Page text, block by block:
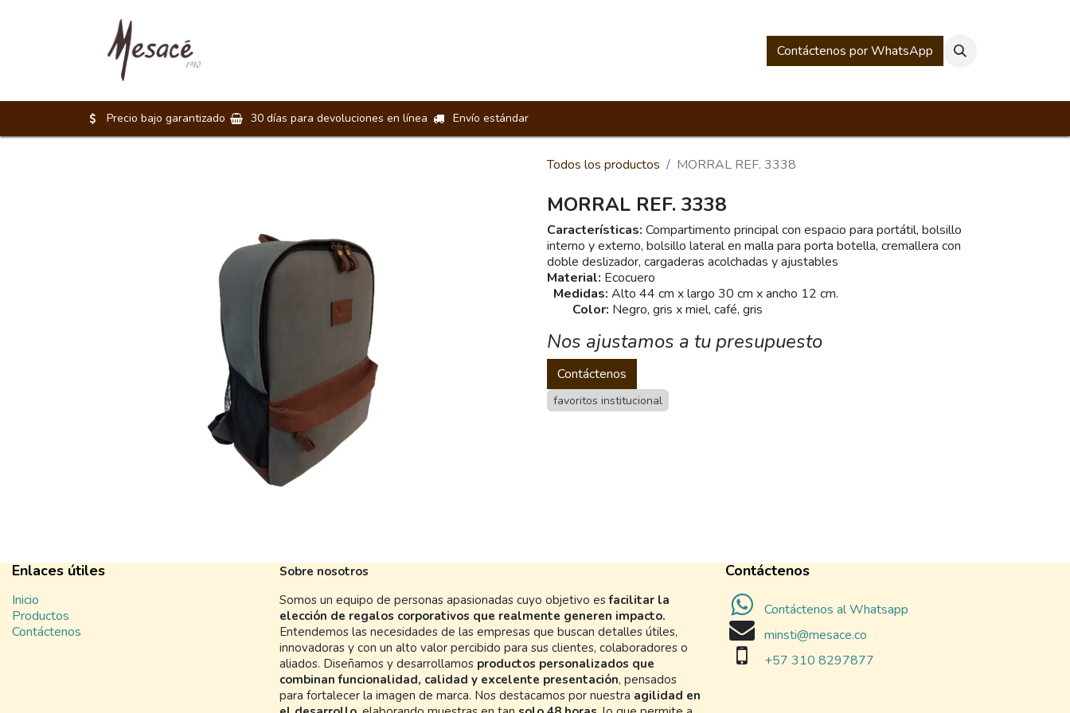
Historia Mesacé
Contáctenos por WhatsApp
Precio bajo garantizado 30 días para devoluciones en línea Envío estándar
Todos los productos MORRAL REF. 3338
MORRAL REF. 3338
Características: Compartimento principal con espacio para portátil, bolsillo
interno y externo, bolsillo lateral en malla para porta botella, cremallera con
doble deslizador, cargaderas acolchadas y ajustables
Material: Ecocuero
Medidas: Alto 44 cm x largo 30 cm x ancho 12 cm.
Color: Negro, gris x miel, café, gris
Nos ajustamos a tu presupuesto
Contáctenos
favoritos institucional
Enlaces útiles
Inicio
Productos
Contáctenos
Sobre nosotros
Somos un equipo de personas apasionadas cuyo objetivo esfacilitar la
elección de regalos corporativos que realmente generen impacto.
Entendemos las necesidades de las empresas que buscan detalles útiles,
innovadoras y con un alto valor percibido para sus clientes, colaboradores o
aliados. Diseñamos y desarrollamos productos personalizados que
combinan funcionalidad, calidad y excelente presentación, pensados
para fortalecer la imagen de marca. Nos destacamos por nuestra agilidad en
Contáctenos
Contáctenos al Whatsapp
minsti@mesace.co
+57 310 8297877